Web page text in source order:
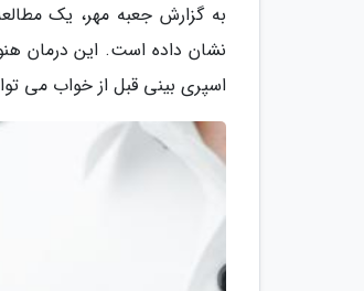
به گزارش جعبه مهر، یک
نشان داده است. این درمان
اسپری بینی قبل از خواب می